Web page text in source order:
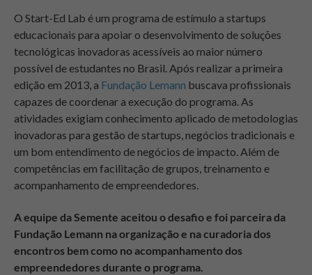
O Start-Ed Lab é um programa de estímulo a startups
educacionais para apoiar o desenvolvimento de soluções
tecnológicas inovadoras acessíveis ao maior número
possível de estudantes no Brasil. Após realizar a primeira
edição em 2013, a Fundação Lemann buscava profissionais
capazes de coordenar a execução do programa. As
atividades exigiam conhecimento aplicado de metodologias
inovadoras para gestão de startups, negócios tradicionais e
um bom entendimento de negócios de impacto. Além de
competências em facilitação de grupos, treinamento e
acompanhamento de empreendedores.
A equipe da Semente aceitou o desafio e foi parceira da
Fundação Lemann na organização e na curadoria dos
encontros bem como no acompanhamento dos
empreendedores durante o programa.